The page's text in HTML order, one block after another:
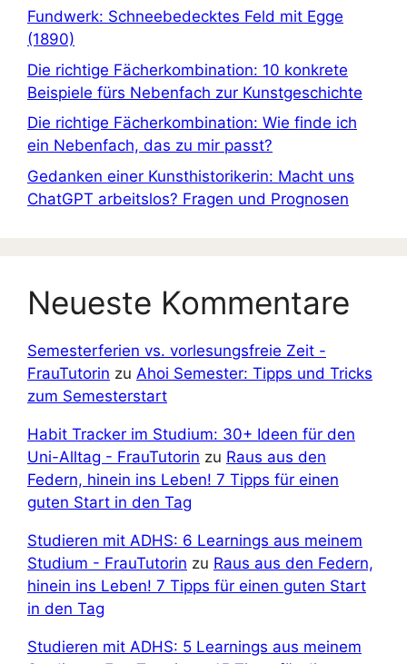
Fundwerk: Schneebedecktes Feld mit Egge
(1890)
Die richtige Fächerkombination: 10 konkrete
Beispiele fürs Nebenfach zur Kunstgeschichte
Die richtige Fächerkombination: Wie finde ich
ein Nebenfach, das zu mir passt?
Gedanken einer Kunsthistorikerin: Macht uns
ChatGPT arbeitslos? Fragen und Prognosen
Neueste Kommentare
Semesterferien vs. vorlesungsfreie Zeit -
FrauTutorin zu Ahoi Semester: Tipps und Tricks
zum Semesterstart
Habit Tracker im Studium: 30+ Ideen für den
Uni-Alltag - FrauTutorin zu Raus aus den
Federn, hinein ins Leben! 7 Tipps für einen
guten Start in den Tag
Studieren mit ADHS: 6 Learnings aus meinem
Studium - FrauTutorin zu Raus aus den Federn,
hinein ins Leben! 7 Tipps für einen guten Start
in den Tag
Studieren mit ADHS: 5 Learnings aus meinem